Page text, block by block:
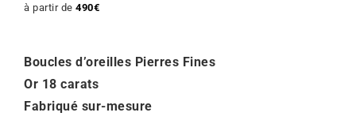
à partir de 490€
Boucles d’oreilles Pierres Fines
Or 18 carats
Fabriqué sur-mesure